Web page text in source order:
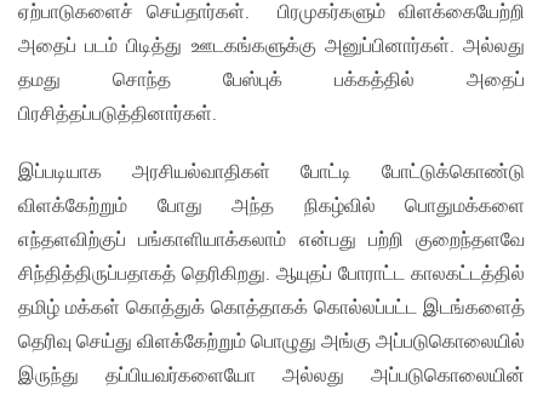
ஏற்பாடுகளைச் செய்தார்கள். பிரமுகர்களும் விளக்கையேற்றி
அதைப் படம் பிடித்து ஊடகங்களுக்கு அனுப்பினார்கள். அல்லது
தமது சொந்த பேஸ்புக் பக்கத்தில் அதைப்
பிரசித்தப்படுத்தினார்கள்.
இப்படியாக அரசியல்வாதிகள் போட்டி போட்டுக்கொண்டு
விளக்கேற்றும் போது அந்த நிகழ்வில் பொதுமக்களை
எந்தளவிற்குப் பங்காளியாக்கலாம் என்பது பற்றி குறைந்தளவே
சிந்தித்திருப்பதாகத் தெரிகிறது. ஆயுதப் போராட்ட காலகட்டத்தில்
தமிழ் மக்கள் கொத்துக் கொத்தாகக் கொல்லப்பட்ட இடங்களைத்
தெரிவு செய்து விளக்கேற்றும் பொழுது அங்கு அப்படுகொலையில்
இருந்து தப்பியவர்களையோ அல்லது அப்படுகொலையின்